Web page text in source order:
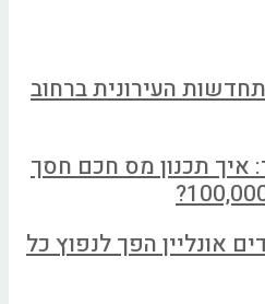
העירונית ברחוב
תכנון מס חכם חסך
אונליין הפך לנפוץ כל